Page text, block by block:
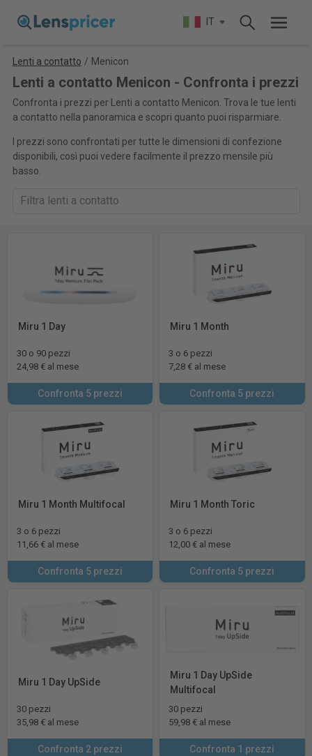
IT
Lenti a contatto / Menicon
Lenti a contatto Menicon - Confronta i prezzi
Confronta i prezzi per Lenti a contatto Menicon. Trova le tue lenti
a contatto nella panoramica e scopri quanto puoi risparmiare.
I prezzi sono confrontati per tutte le dimensioni di confezione
disponibili, così puoi vedere facilmente il prezzo mensile più
basso.
Miru 1 Day
30 o 90 pezzi
24,98 € al mese
Confronta 5 prezzi
Miru 1 Month
3 o 6 pezzi
7,28 € al mese
Confronta 5 prezzi
Miru 1 Month Multifocal
3 o 6 pezzi
11,66 € al mese
Confronta 5 prezzi
Miru 1 Month Toric
3 o 6 pezzi
12,00 € al mese
Confronta 5 prezzi
Miru 1 Day UpSide
30 pezzi
35,98 € al mese
Confronta 2 prezzi
Miru 1 Day UpSide
Multifocal
30 pezzi
59,98 € al mese
Confronta 1 prezzi